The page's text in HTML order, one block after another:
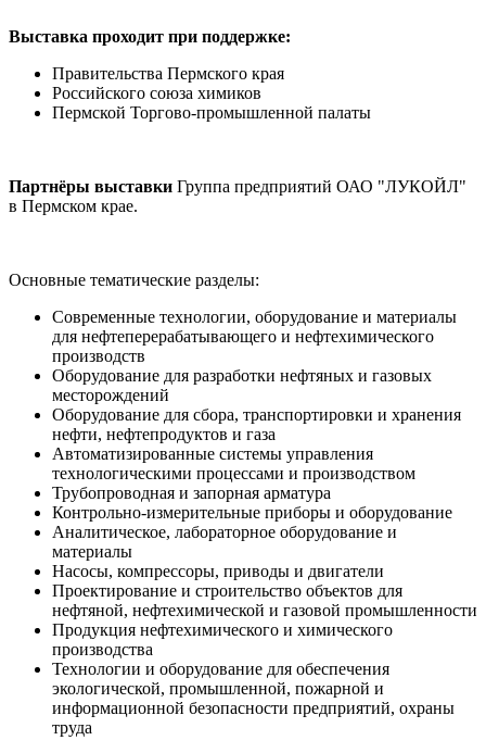
Выставка проходит при поддержке:
Правительства Пермского края
Российского союза химиков
Пермской Торгово-промышленной палаты
Партнёры выставки Группа предприятий ОАО "ЛУКОЙЛ"
в Пермском крае.
Основные тематические разделы:
Современные технологии, оборудование и материалы
для нефтеперерабатывающего и нефтехимического
производств
Оборудование для разработки нефтяных и газовых
месторождений
Оборудование для сбора, транспортировки и хранения
нефти, нефтепродуктов и газа
Автоматизированные системы управления
технологическими процессами и производством
Трубопроводная и запорная арматура
Контрольно-измерительные приборы и оборудование
Аналитическое, лабораторное оборудование и
материалы
Насосы, компрессоры, приводы и двигатели
Проектирование и строительство объектов для
нефтяной, нефтехимической и газовой промышленности
Продукция нефтехимического и химического
производства
Технологии и оборудование для обеспечения
экологической, промышленной, пожарной и
информационной безопасности предприятий, охраны
труда